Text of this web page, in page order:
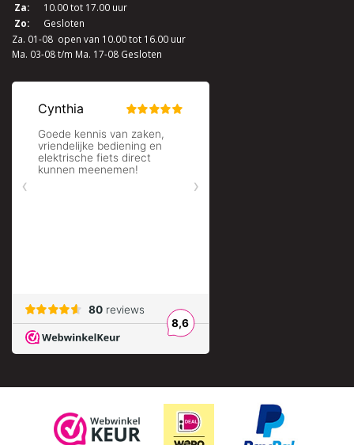
Za:
10.00 tot 17.00 uur
Zo:
Gesloten
Za. 01-08 open van 10.00 tot 16.00 uur
Ma. 03-08 t/m Ma. 17-08 Gesloten